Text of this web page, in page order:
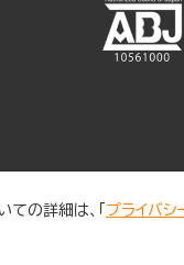
の詳細は、「 プライバシ